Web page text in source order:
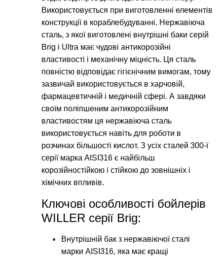
Використовується при виготовленні елементів
конструкції в кораблебудуванні. Нержавіюча
сталь, з якої виготовлені внутрішні баки серій
Brig і Ultra має чудові антикорозійні
властивості і механічну міцність. Ця сталь
повністю відповідає гігієнічним вимогам, тому
зазвичай використовується в харчовій,
фармацевтичній і медичній сфері. А завдяки
своїм поліпшеним антикорозійним
властивостям ця нержавіюча сталь
використовується навіть для роботи в
розчинах більшості кислот. З усіх сталей 300-ї
серії марка AISI316 є найбільш
корозійностійкою і стійкою до зовнішніх і
хімічних впливів.
Ключові особливості бойлерів
WILLER серії Brig:
Внутрішній бак з нержавіючої сталі
марки AISI316, яка має кращі